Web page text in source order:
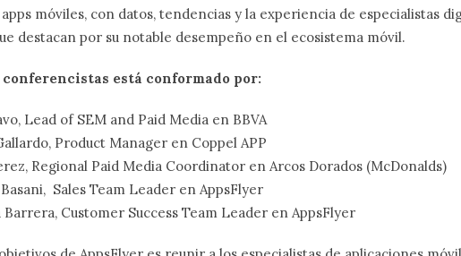
móviles, con datos, tendencias y la experiencia de especialistas
destacan por su notable desempeño en el ecosistema móvil.
está conformado por:
Lead of SEM and Paid Media en BBVA
Product Manager en Coppel APP
Regional Paid Media Coordinator en Arcos Dorados (McDonalds)
Sales Team Leader en AppsFlyer
Barrera, Customer Success Team Leader en AppsFlyer